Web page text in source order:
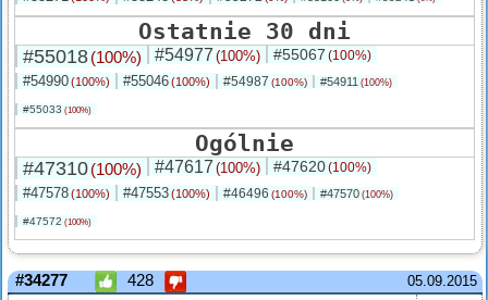
Ostatnie 30 dni
#55018(100%) #54977 (100%) #55067 (100%)
#54990(100%) #55046(100%) #54987 (100%) #54911 (100%)
#55033 (100%)
Ogólnie
#47310(100%) #47617 (100%) #47620(100%)
#47578(100%) #47553(100%) #46496 (100%) #47570 (100%)
#47572 (100%)
05.09.2015
#34277 428